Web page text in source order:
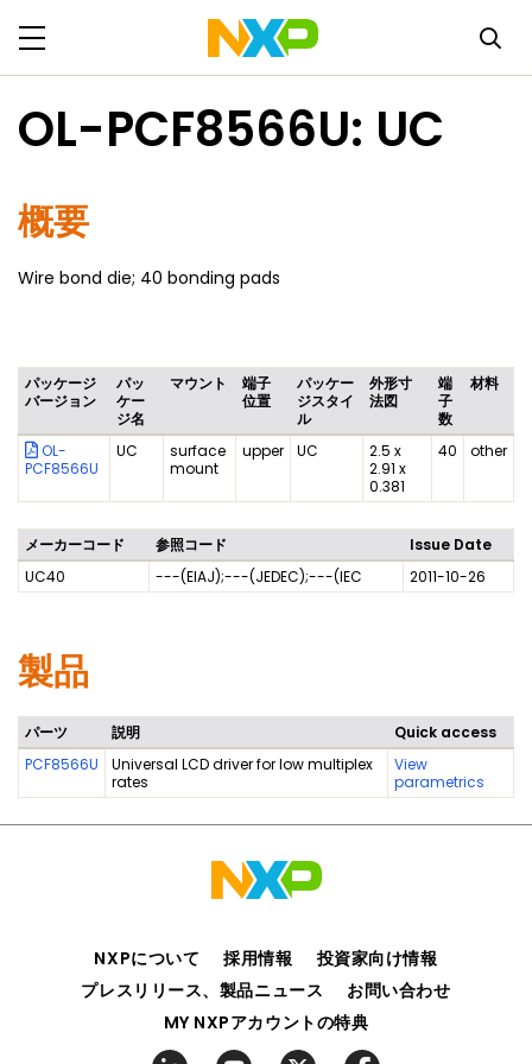
OL-PCF8566U: UC
概要
Wire bond die; 40 bonding pads
パッケージ
バージョン
パッ
ケー
ジ名
マウント
端子
位置
パッケー
ジスタイ
ル
外形寸
法図
端
子
数
材料
OL-
PCF8566U
UC
surface
mount
upper UC
2.5 x
2.91 x
0.381
40 other
メーカーコード 参照コード
Issue Date
UC40
---(EIAJ);---(JEDEC);---(IEC 2011-10-26
製品
パーツ 説明
Quick access
PCF8566U
Universal LCD driver for low multiplex
rates
View
parametrics
NXPについて 採用情報
投資家向け情報
プレスリリース、製品ニュース
お問い合わせ
MY NXPアカウントの特典